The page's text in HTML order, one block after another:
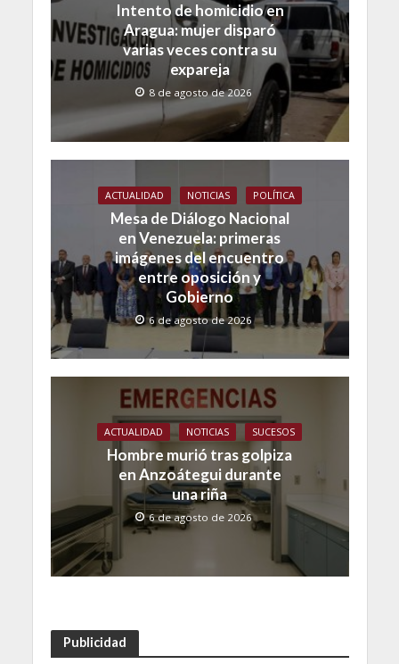
Intento de homicidio en
Aragua: mujer disparó
varias veces contra su
expareja
8 de agosto de 2026
ACTUALIDAD NOTICIAS POLÍTICA
Mesa de Diálogo Nacional
en Venezuela: primeras
imágenes del encuentro
entre oposición y
Gobierno
6 de agosto de 2026
ACTUALIDAD NOTICIAS SUCESOS
Hombre murió tras golpiza
en Anzoátegui durante
una riña
6 de agosto de 2026
Publicidad